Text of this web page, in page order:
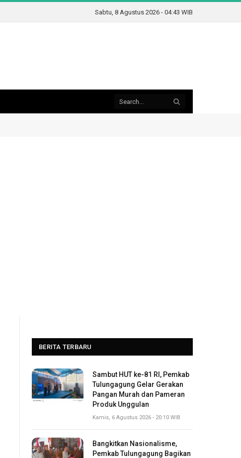
Sabtu, 8 Agustus 2026 - 04:43 WIB
BERITA TERBARU
Sambut HUT ke-81 RI, Pemkab
Tulungagung Gelar Gerakan
Pangan Murah dan Pameran
Produk Unggulan
Kamis, 6 Agustus 2026 - 20:10 WIB
Bangkitkan Nasionalisme,
Pemkab Tulungagung Bagikan